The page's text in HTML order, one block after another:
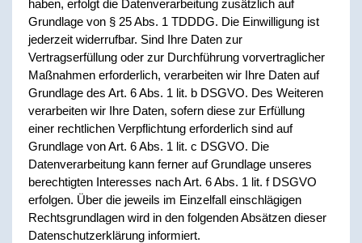
haben, erfolgt die Datenverarbeitung zusätzlich auf
Grundlage von § 25 Abs. 1 TDDDG. Die Einwilligung ist
jederzeit widerrufbar. Sind Ihre Daten zur
Vertragserfüllung oder zur Durchführung vorvertraglicher
Maßnahmen erforderlich, verarbeiten wir Ihre Daten auf
Grundlage des Art. 6 Abs. 1 lit. b DSGVO. Des Weiteren
verarbeiten wir Ihre Daten, sofern diese zur Erfüllung
einer rechtlichen Verpflichtung erforderlich sind auf
Grundlage von Art. 6 Abs. 1 lit. c DSGVO. Die
Datenverarbeitung kann ferner auf Grundlage unseres
berechtigten Interesses nach Art. 6 Abs. 1 lit. f DSGVO
erfolgen. Über die jeweils im Einzelfall einschlägigen
Rechtsgrundlagen wird in den folgenden Absätzen dieser
Datenschutzerklärung informiert.